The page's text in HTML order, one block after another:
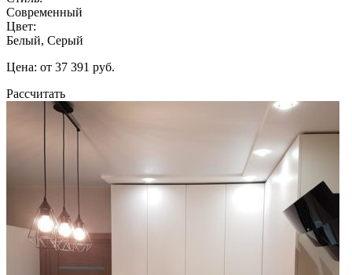
Современный
Цвет:
Белый, Серый
Цена: от 37 391 руб.
Рассчитать